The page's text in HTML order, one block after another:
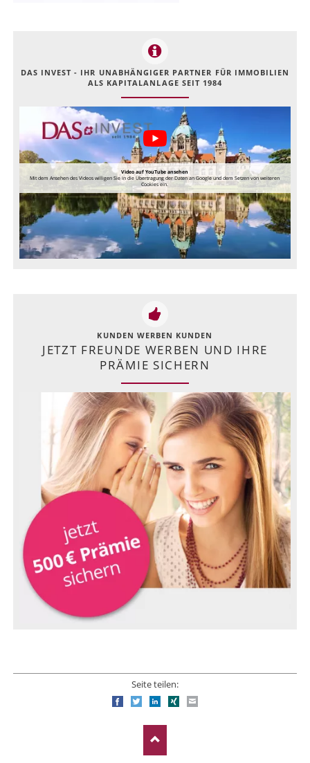
DAS INVEST - IHR UNABHÄNGIGER PARTNER FÜR IMMOBILIEN
ALS KAPITALANLAGE SEIT 1984
Video auf YouTube ansehen
Mit dem Ansehen des Videos willigen Sie in die Übertragung der Daten an Google und dem Setzen von weiteren
Cookies ein.
KUNDEN WERBEN KUNDEN
JETZT FREUNDE WERBEN UND IHRE
PRÄMIE SICHERN
Seite teilen:
FacebookTwitterLinkedIn
Xing